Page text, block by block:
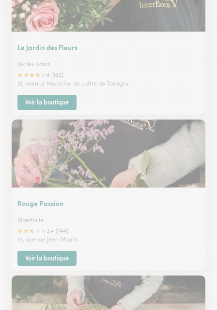
Le Jardin des Fleurs
Aix les Bains
★★★★
4 (162)
21, avenue Maréchal de Lattre de Tassigny
Voir la boutique
Rouge Passion
Albertville
★★★
3.4 (144)
15, avenue Jean Moulin
Voir la boutique